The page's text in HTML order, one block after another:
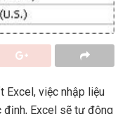
Excel, việc nhập liệu
định, Excel sẽ tự động